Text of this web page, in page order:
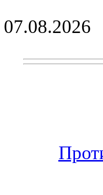
07.08.2026